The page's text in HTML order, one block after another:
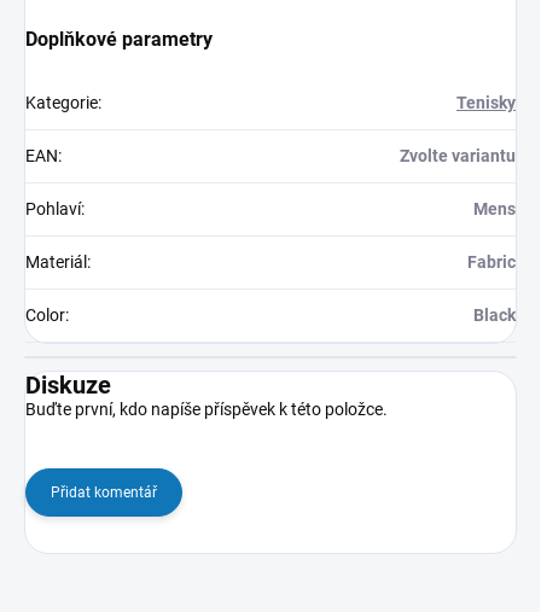
Doplňkové parametry
Kategorie: Tenisky
EAN: Zvolte variantu
Pohlaví: Mens
Materiál : Fabric
Color: Black
Diskuze
Buďte první, kdo napíše příspěvek k této položce.
Přidat komentář